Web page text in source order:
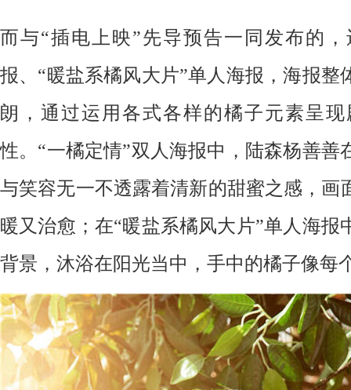
而与“插电上映”先导预告一同发布的 ，
报、“暖盐系橘风大片”单人海报，海报整
朗， 通过运用各式各样的橘子元素呈
性。 “一橘定情”双人海报中，陆森杨善善
与笑容无一不透露着清新的甜蜜之感，画
暖又治愈；在“暖盐系橘风大片”单人海报
背景，沐浴在阳光当中，手中的橘子像每